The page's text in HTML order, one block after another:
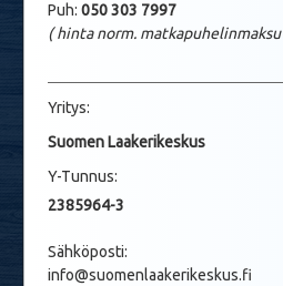
Puh: 050 303 7997
( hinta norm. matkapuhelinmaksu
Yritys:
Suomen Laakerikeskus
Y-Tunnus:
2385964-3
Sähköposti:
info@suomenlaakerikeskus.fi